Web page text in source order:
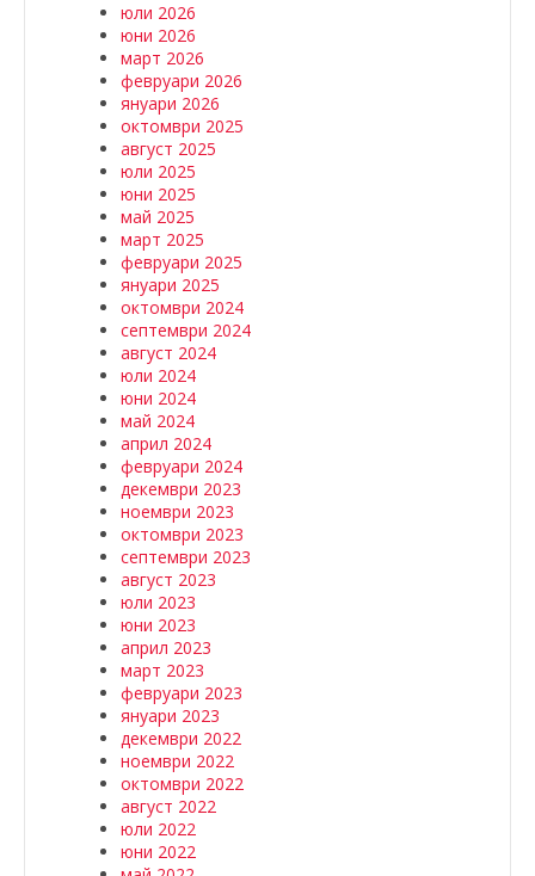
юли 2026
юни 2026
март 2026
февруари 2026
януари 2026
октомври 2025
август 2025
юли 2025
юни 2025
май 2025
март 2025
февруари 2025
януари 2025
октомври 2024
септември 2024
август 2024
юли 2024
юни 2024
май 2024
април 2024
февруари 2024
декември 2023
ноември 2023
октомври 2023
септември 2023
август 2023
юли 2023
юни 2023
април 2023
март 2023
февруари 2023
януари 2023
декември 2022
ноември 2022
октомври 2022
август 2022
юли 2022
юни 2022